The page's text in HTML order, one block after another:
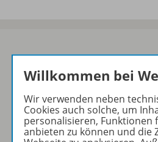
Sofort profitieren
Zum Newsletter
Willkommen bei
Wir verwenden neben
Cookies auch solche, um
personalisieren, Funktionen
anbieten zu können und die